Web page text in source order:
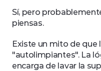
Sí, pero
piensas.
Existe un mito de que
"autolimpiantes". La
encarga de lavar la